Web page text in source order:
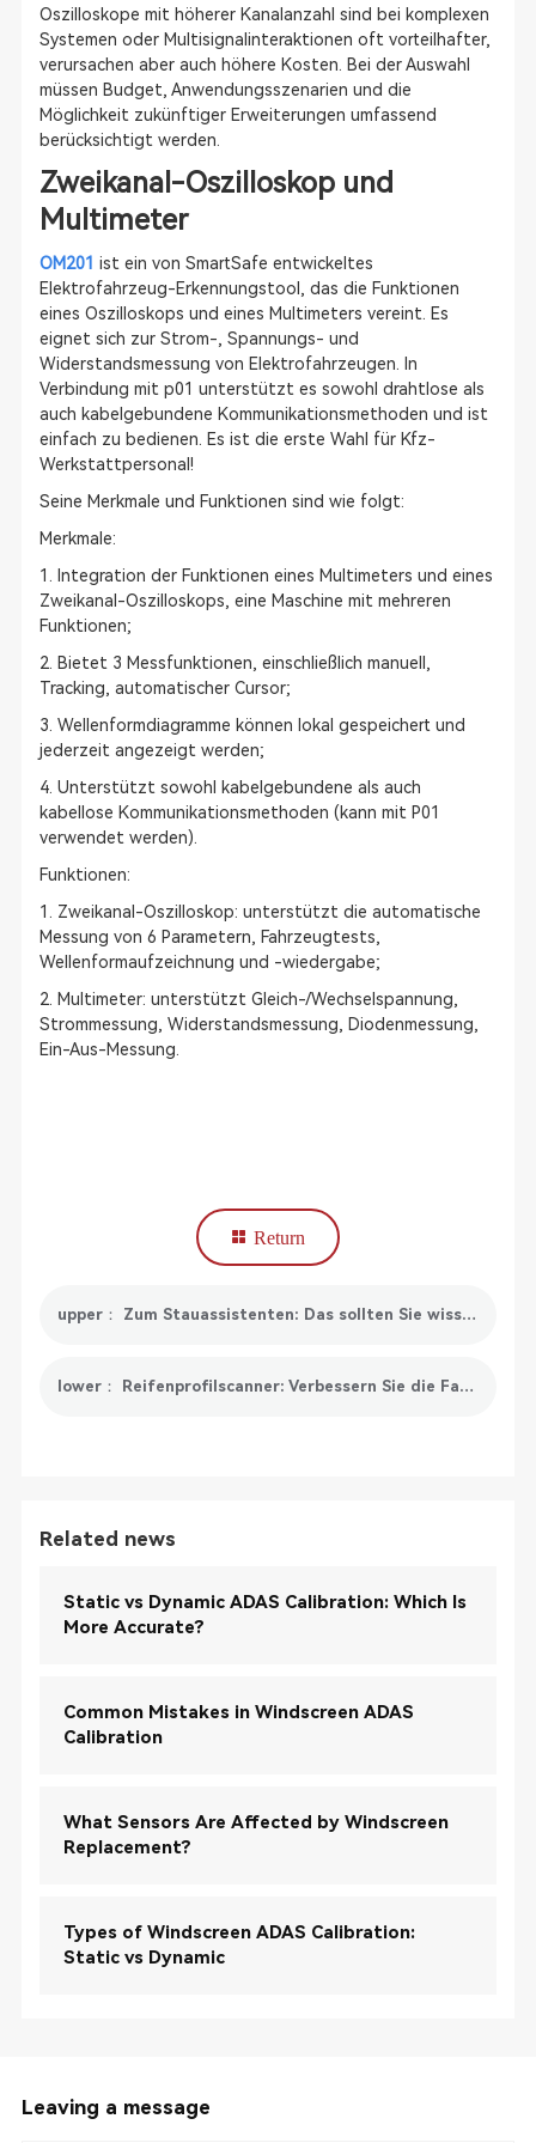
Oszilloskope mit höherer Kanalanzahl sind bei komplexen
Systemen oder Multisignalinteraktionen oft vorteilhafter,
verursachen aber auch höhere Kosten. Bei der Auswahl
müssen Budget, Anwendungsszenarien und die
Möglichkeit zukünftiger Erweiterungen umfassend
berücksichtigt werden.
Zweikanal-Oszilloskop und
Multimeter
OM201 ist ein von SmartSafe entwickeltes
Elektrofahrzeug-Erkennungstool, das die Funktionen
eines Oszilloskops und eines Multimeters vereint. Es
eignet sich zur Strom-, Spannungs- und
Widerstandsmessung von Elektrofahrzeugen. In
Verbindung mit p01 unterstützt es sowohl drahtlose als
auch kabelgebundene Kommunikationsmethoden und ist
einfach zu bedienen. Es ist die erste Wahl für Kfz-
Werkstattpersonal!
Seine Merkmale und Funktionen sind wie folgt:
Merkmale:
1. Integration der Funktionen eines Multimeters und eines
Zweikanal-Oszilloskops, eine Maschine mit mehreren
Funktionen;
2. Bietet 3 Messfunktionen, einschließlich manuell,
Tracking, automatischer Cursor;
3. Wellenformdiagramme können lokal gespeichert und
jederzeit angezeigt werden;
4. Unterstützt sowohl kabelgebundene als auch
kabellose Kommunikationsmethoden (kann mit P01
verwendet werden).
Funktionen:
1. Zweikanal-Oszilloskop: unterstützt die automatische
Messung von 6 Parametern, Fahrzeugtests,
Wellenformaufzeichnung und -wiedergabe;
2. Multimeter: unterstützt Gleich-/Wechselspannung,
Strommessung, Widerstandsmessung, Diodenmessung,
Ein-Aus-Messung.
Return
upper： Zum Stauassistenten: Das sollten Sie wissen
lower： Reifenprofilscanner: Verbessern Sie die Fahrzeugsicherheit durch präzise Profiltiefenanalyse
Related news
Static vs Dynamic ADAS Calibration: Which Is
More Accurate?
Common Mistakes in Windscreen ADAS
Calibration
What Sensors Are Affected by Windscreen
Replacement?
Types of Windscreen ADAS Calibration:
Static vs Dynamic
Leaving a message